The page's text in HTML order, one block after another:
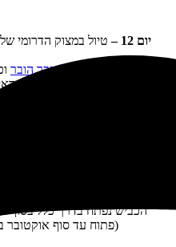
יום 12
–
בסכר הובר
נסיעה מערבה
פתוח עד סוף)